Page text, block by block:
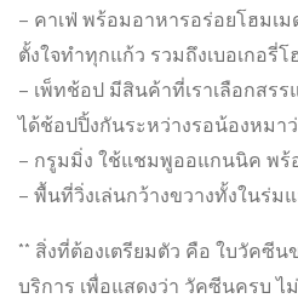
– คาเฟ่ พร้อมอาหารอร่อยโฮมเ
ตั้งใจทำทุกแก้ว รวมถึงเบอเกอรี่
– เพ็ทช้อป มีสินค้าที่เราเลือกสร
ได้ช้อปปิ้งกันระหว่างรอน้องหมา
– กรูมมิ่ง ใช้แชมพูออแกนนิค พร้
– พื้นที่วิ่งเล่นกว้างขวางทั้งในร่ม
** สิ่งที่ต้องเตรียมตัว คือ ใบวัคซี
บริการ เพื่อแสดงว่า วัคซีนครบ ไ